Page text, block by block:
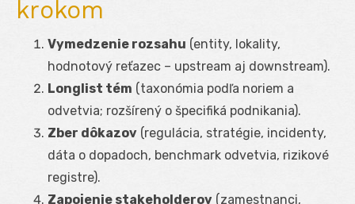
krokom
Vymedzenie rozsahu (entity, lokality,
hodnotový reťazec – upstream aj downstream).
Longlist tém (taxonómia podľa noriem a
odvetvia; rozšírený o špecifiká podnikania).
Zber dôkazov (regulácia, stratégie, incidenty,
dáta o dopadoch, benchmark odvetvia, rizikové
registre).
Zapojenie stakeholderov (zamestnanci,